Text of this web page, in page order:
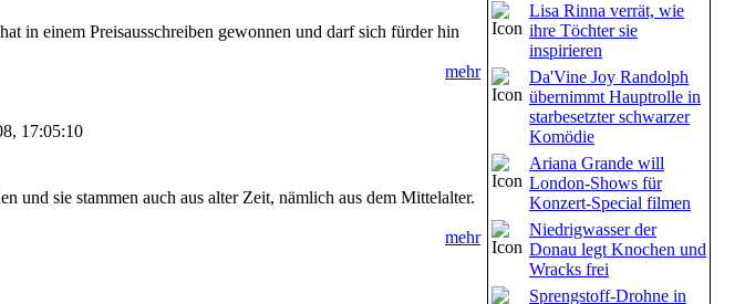
in einem Preisausschreiben gewonnen und darf sich fürder hin
mehr
17:05:10
und sie stammen auch aus alter Zeit, nämlich aus dem Mittelalter.
mehr
Lisa Rinna verrät, wie
ihre Töchter sie
inspirieren
Da'Vine Joy Randolph
übernimmt Hauptrolle in
starbesetzter schwarzer
Komödie
Ariana Grande will
London-Shows für
Konzert-Special filmen
Niedrigwasser der
Donau legt Knochen und
Wracks frei
Sprengstoff-Drohne in